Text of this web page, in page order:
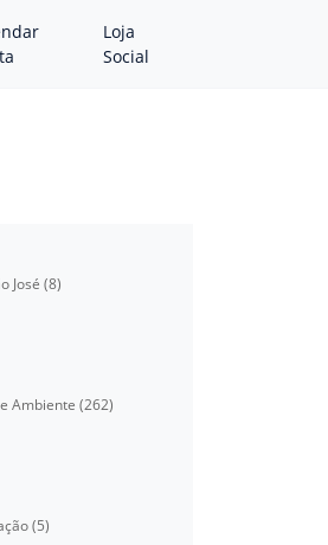
Loja
Social
José (8)
Ambiente (262)
(5)